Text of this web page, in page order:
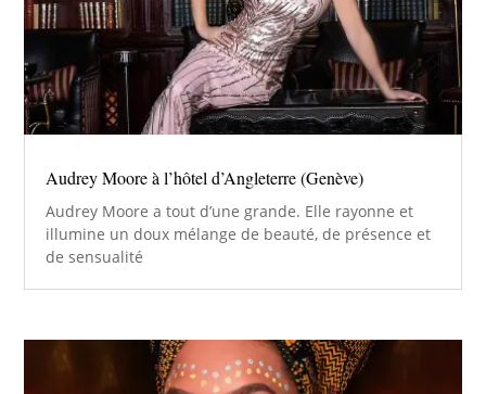
Audrey Moore à l’hôtel d’Angleterre (Genève)
Audrey Moore a tout d’une grande. Elle rayonne et
illumine un doux mélange de beauté, de présence et
de sensualité